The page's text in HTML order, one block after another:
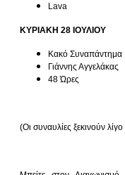
Lava
KΥΡΙΑΚΗ 28 ΙΟΥΛΙΟΥ
Κακό Συναπάντημα
Γιάννης Αγγελάκας
48 Ώρες
(Οι συναυλίες ξεκινούν